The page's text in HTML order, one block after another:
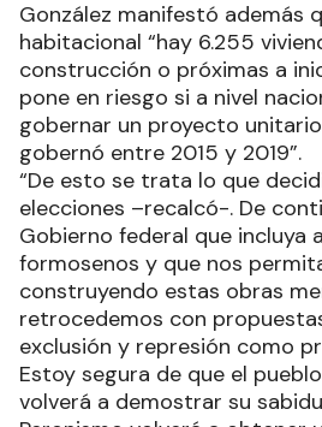
González manifestó además
habitacional “hay 6.255
construcción o próximas a
pone en riesgo si a nivel
gobernar un proyecto
gobernó entre 2015 y 2019”.
“De esto se trata lo que
elecciones –recalcó-. De
Gobierno federal que incluya
formosenos y que nos
construyendo estas obras
retrocedemos con
exclusión y represión como
Estoy segura de que el
volverá a demostrar su